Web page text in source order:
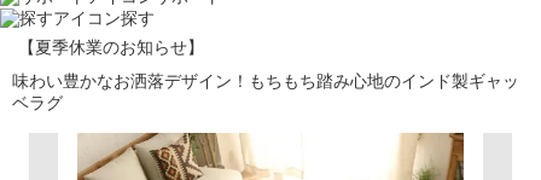
探す
【夏季休業のお知らせ】
味わい豊かなお洒落デザイン！もちもち踏み心地のインド製ギャッ
ベラグ